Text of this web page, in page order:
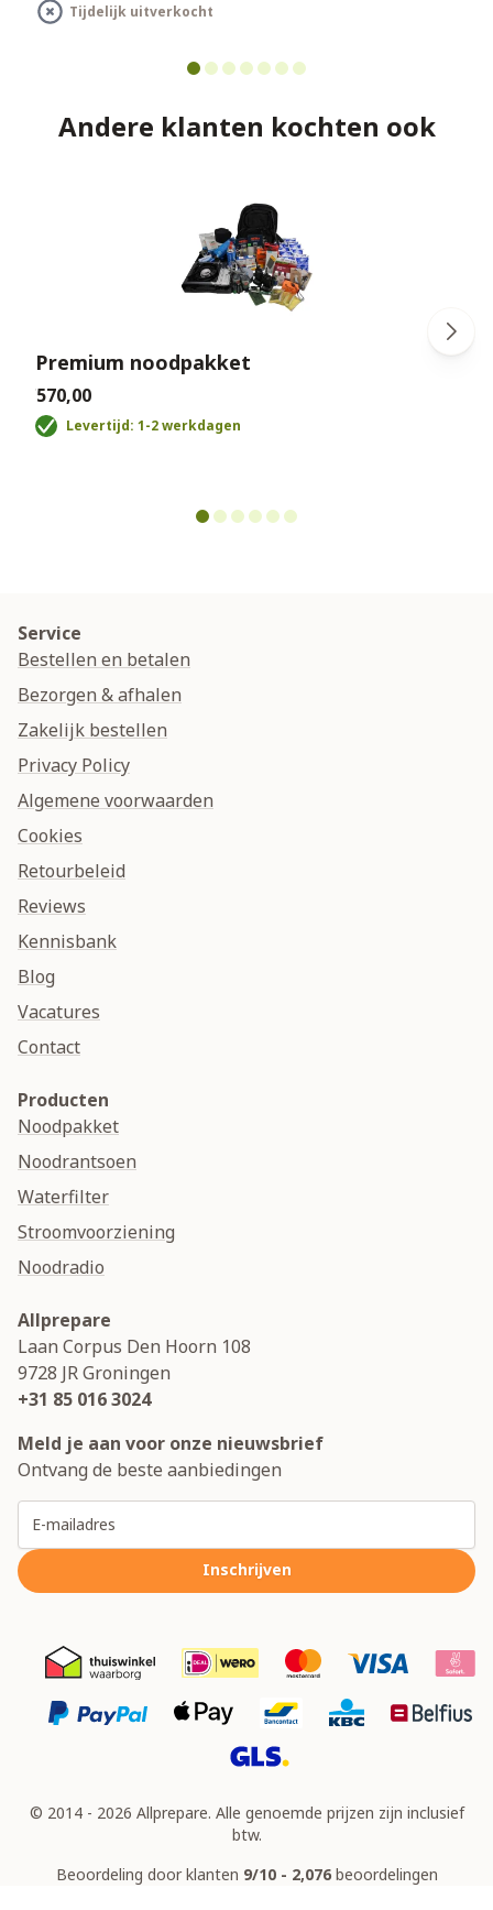
Tijdelijk uitverkocht
Andere klanten kochten ook
Premium noodpakket
€570,00
Levertijd: 1-2 werkdagen
Service
Bestellen en betalen
Bezorgen & afhalen
Zakelijk bestellen
Privacy Policy
Algemene voorwaarden
Cookies
Retourbeleid
Reviews
Kennisbank
Blog
Vacatures
Contact
Producten
Noodpakket
Noodrantsoen
Waterfilter
Stroomvoorziening
Noodradio
Allprepare
Laan Corpus Den Hoorn 108
9728 JRGroningen
+31 85 016 3024
Meld je aan voor onze nieuwsbrief
Ontvang de beste aanbiedingen
Inschrijven
© 2014 - 2026 Allprepare. Alle genoemde prijzen zijn inclusief
btw.
Beoordeling door klanten 9/10 - 2,076beoordelingen